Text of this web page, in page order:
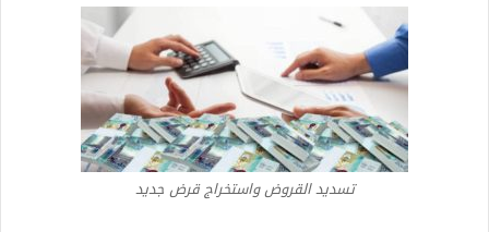
تسديد القروض واستخراج قرض جديد